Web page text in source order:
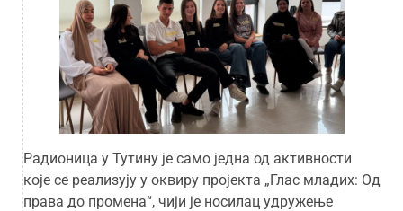
Радионица у Тутину је само једна од активности
које се реализују у оквиру пројекта „Глас младих: Од
права до промена“, чији је носилац удружење